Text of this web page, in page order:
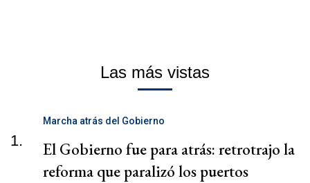
Las más vistas
1.
Marcha atrás del Gobierno
El Gobierno fue para atrás: retrotrajo la
reforma que paralizó los puertos